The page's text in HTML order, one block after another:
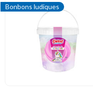
Bonbons ludiques